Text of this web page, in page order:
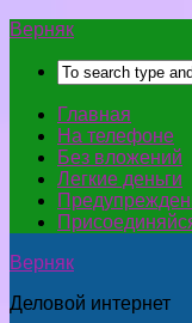
Верняк
Главная
На телефоне
Без вложений
Легкие деньги
Верняк
Деловой интернет